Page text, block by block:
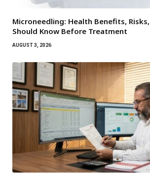
Microneedling: Health Benefits,
Should Know Before Treatment
AUGUST 3, 2026